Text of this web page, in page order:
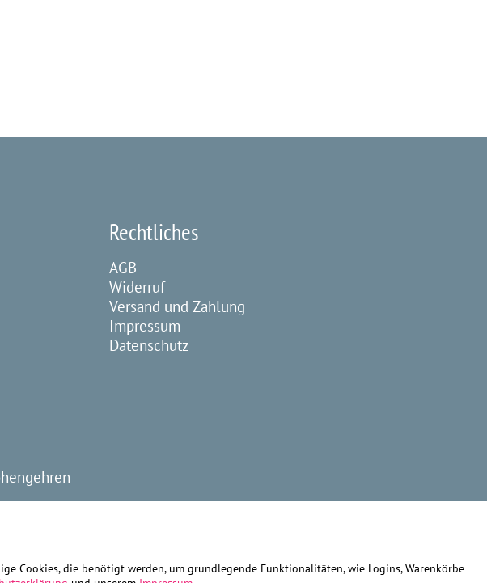
Rechtliches
AGB
Widerruf
Versand und Zahlung
Impressum
Datenschutz
Cookies, die benötigt werden, um grundlegende Funktionalitäten, wie Logins, Warenkörbe